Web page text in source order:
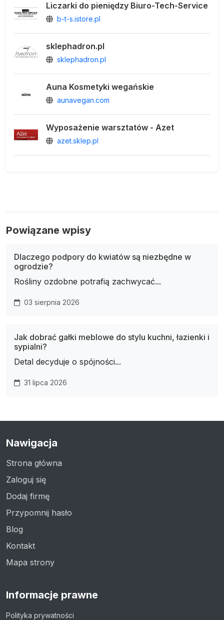
Liczarki do pieniędzy Biuro-Tech-Service
b-t-s.istore.pl
sklephadron.pl
sklephadron.pl
Auna Kosmetyki wegańskie
aunavegan.com
Wyposażenie warsztatów - Azet
azet.sklep.pl
Powiązane wpisy
Dlaczego podpory do kwiatów są niezbędne w
ogrodzie?
Rośliny ozdobne potrafią zachwycać...
03 sierpnia 2026
Jak dobrać gałki meblowe do stylu kuchni, łazienki i
sypialni?
Detal decyduje o spójności...
31 lipca 2026
Nawigacja
Strona główna
Zaloguj się
Dodaj firmę
Przypomnij hasło
Blog
Kontakt
Mapa strony
Informacje prawne
Polityka prywatności